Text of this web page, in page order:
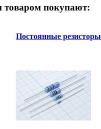
товаром покупают:
Постоянные резисторы